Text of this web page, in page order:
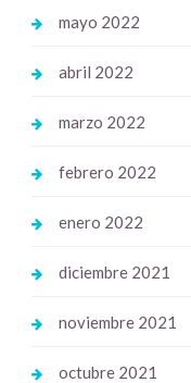
mayo 2022
abril 2022
marzo 2022
febrero 2022
enero 2022
diciembre 2021
noviembre 2021
octubre 2021